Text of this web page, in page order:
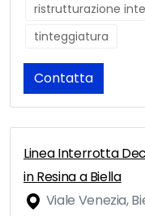
ristrutturazione
tinteggiatura
Contatta
Linea Interrotta
in Resina a Biella
Viale Venezia,